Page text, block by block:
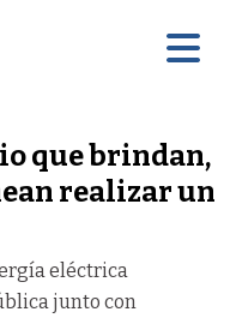
que brindan,
realizar un
eléctrica
junto con